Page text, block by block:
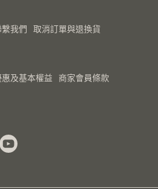
我們 取消訂單與退換貨
及基本權益
商家會員條款